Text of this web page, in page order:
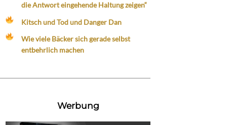
die Antwort eingehende Haltung zeigen“
Kitsch und Tod und Danger Dan
Wie viele Bäcker sich gerade selbst
entbehrlich machen
Werbung